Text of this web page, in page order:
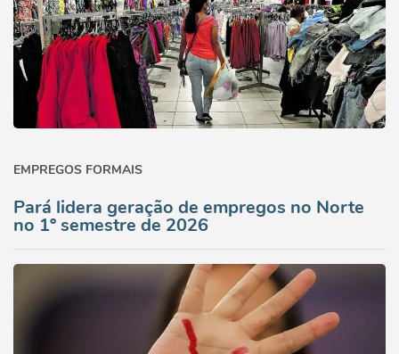
EMPREGOS FORMAIS
Pará lidera geração de empregos no Norte
no 1º semestre de 2026